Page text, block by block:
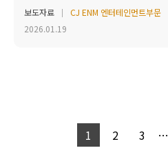
보도자료
CJ ENM 엔터테인먼트부문
2026.01.19
1 2 3 …